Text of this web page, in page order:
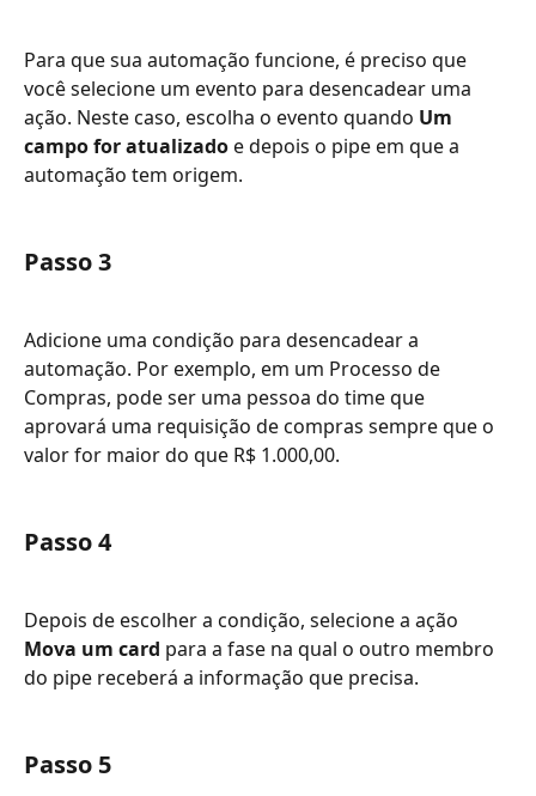
Para que sua automação funcione, é preciso que
você selecione um evento para desencadear uma
ação. Neste caso, escolha o evento quando Um
campo for atualizado e depois o pipe em que a
automação tem origem.
Passo 3
Adicione uma condição para desencadear a
automação. Por exemplo, em um Processo de
Compras, pode ser uma pessoa do time que
aprovará uma requisição de compras sempre que o
valor for maior do que R$ 1.000,00.
Passo 4
Depois de escolher a condição, selecione a ação
Mova um card para a fase na qual o outro membro
do pipe receberá a informação que precisa.
Passo 5